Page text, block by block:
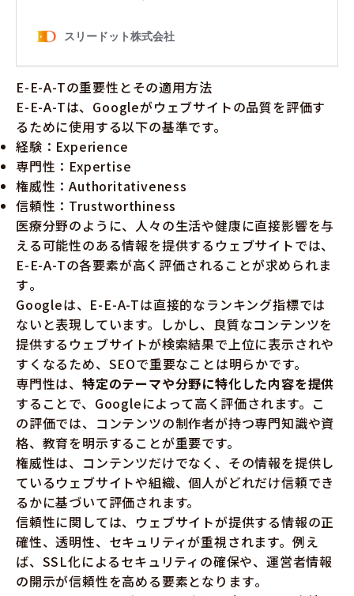
E-E-A-Tの重要性とその適用方法
E-E-A-Tは、Googleがウェブサイトの品質を評価す
るために使用する以下の基準です。
経験：Experience
専門性：Expertise
権威性：Authoritativeness
信頼性：Trustworthiness
医療分野のように、人々の生活や健康に直接影響を与
える可能性のある情報を提供するウェブサイトでは、
E-E-A-Tの各要素が高く評価されることが求められま
す​​​​​​​​。
Googleは、E-E-A-Tは直接的なランキング指標では
ないと表現しています。しかし、良質なコンテンツを
提供するウェブサイトが検索結果で上位に表示されや
すくなるため、SEOで重要なことは明らかです。
専門性は、 特定のテーマや分野に特化した内容を提供
することで、Googleによって高く評価されます。こ
の評価では、コンテンツの制作者が持つ専門知識や資
格、教育を明示することが重要です。
権威性は、コンテンツだけでなく、その情報を提供し
ているウェブサイトや組織、個人がどれだけ信頼でき
るかに基づいて評価されます。
信頼性に関しては、ウェブサイトが提供する情報の正
確性、透明性、セキュリティが重視されます。例え
ば、SSL化によるセキュリティの確保や、運営者情報
の開示が信頼性を高める要素となります​​​​​​​​。